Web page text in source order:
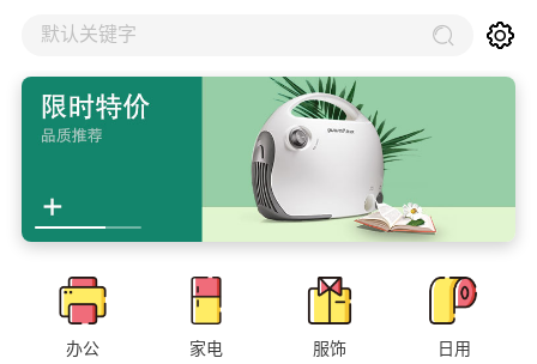
默认关键字
办公 家电 服饰 日用